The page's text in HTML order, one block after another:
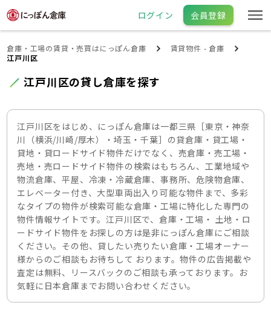
ログイン 会員登録
倉庫・工場の賃貸・売買はにっぽん倉庫
賃貸物件 - 倉庫
江戸川区
江戸川区の貸し倉庫を探す
江戸川区をはじめ、にっぽん倉庫は一都三県［東京・神奈
川（横浜/川崎/厚木）・埼玉・千葉］の貸倉庫・貸工場・
貸地・貸ロードサイド物件だけでなく、売倉庫・売工場・
売地・売ロードサイド物件の検索はもちろん、工業地域や
物流倉庫、平屋、冷凍・冷蔵倉庫、事務所、危険物倉庫、
エレベーター付き、大型車両出入り可能な物件まで、多彩
なタイプの物件が検索可能な倉庫・工場に特化した専門の
物件情報サイトです。江戸川区で、倉庫・工場・ 土地・ロ
ードサイド物件をお探しの方は是非にっぽん倉庫にご相談
ください。その他、貸したい売りたい倉庫・工場オーナー
様からのご相談もお待ちして おります。物件の広告掲載や
査定は無料、リースバックのご相談も承っております。お
気軽に日本倉庫までお問い合わせください。